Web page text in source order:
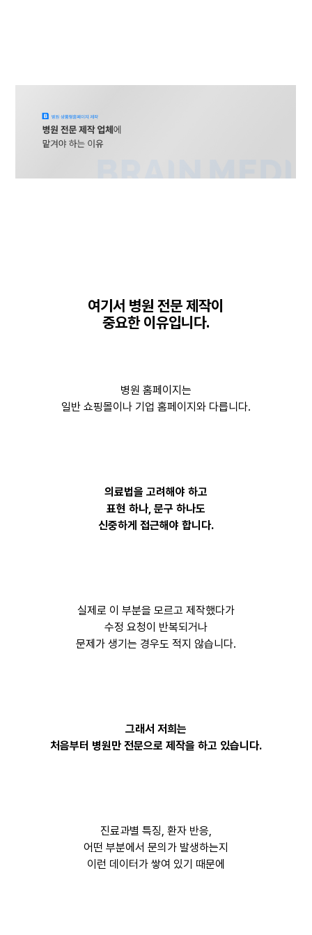
여기서 병원 전문 제작이
중요한 이유입니다.
병원 홈페이지는
일반 쇼핑몰이나 기업 홈페이지와 다릅니다.
의료법을 고려해야 하고
표현 하나, 문구 하나도
신중하게 접근해야 합니다.
실제로 이 부분을 모르고 제작했다가
수정 요청이 반복되거나
문제가 생기는 경우도 적지 않습니다.
그래서 저희는
처음부터 병원만 전문으로 제작을 하고 있습니다.
진료과별 특징, 환자 반응,
어떤 부분에서 문의가 발생하는지
이런 데이터가 쌓여 있기 때문에